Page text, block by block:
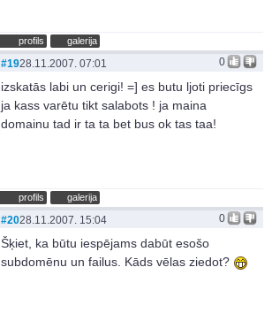
profils galerija
0
#1928.11.2007. 07:01
izskatās labi un cerigi! =] es butu ljoti priecīgs
ja kass varētu tikt salabots ! ja maina
domainu tad ir ta ta bet bus ok tas taa!
profils galerija
0
#2028.11.2007. 15:04
Šķiet, ka būtu iespējams dabūt esošo
subdomēnu un failus. Kāds vēlas ziedot?